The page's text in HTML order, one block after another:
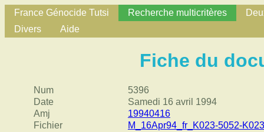
France Génocide Tutsi Recherche multicritères
Divers
Aide
Fiche du
Num
5396
Date
Samedi 16 avril 1994
Amj
19940416
Fichier
M_16Apr94_fr_K023-5052-